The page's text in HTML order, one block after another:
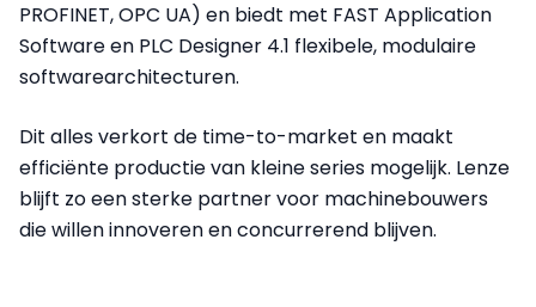
PROFINET, OPC UA) en biedt met FAST Application
Software en PLC Designer 4.1 flexibele, modulaire
softwarearchitecturen.
Dit alles verkort de time-to-market en maakt
efficiënte productie van kleine series mogelijk. Lenze
blijft zo een sterke partner voor machinebouwers
die willen innoveren en concurrerend blijven.